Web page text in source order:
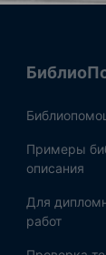
Примеры
описания
Для
работ